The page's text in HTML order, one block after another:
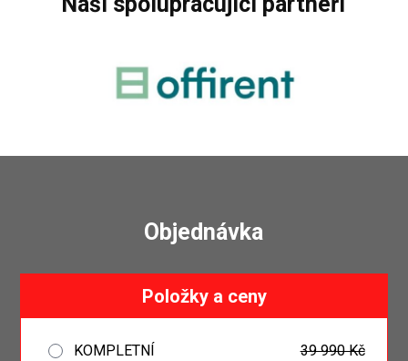
Objednávka
Položky a ceny
KOMPLETNÍ
39 990 Kč